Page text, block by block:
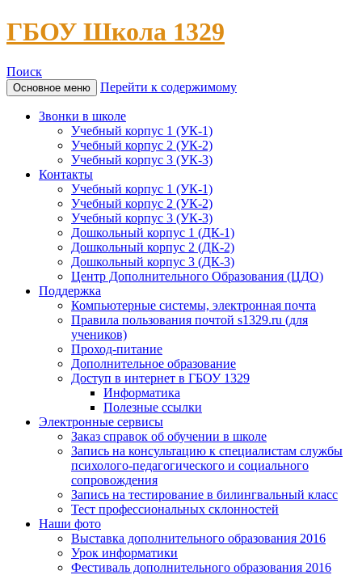
ГБОУ Школа 1329
Поиск
Основное меню Перейти к содержимому
Звонки в школе
Учебный корпус 1 (УК-1)
Учебный корпус 2 (УК-2)
Учебный корпус 3 (УК-3)
Контакты
Учебный корпус 1 (УК-1)
Учебный корпус 2 (УК-2)
Учебный корпус 3 (УК-3)
Дошкольный корпус 1 (ДК-1)
Дошкольный корпус 2 (ДК-2)
Дошкольный корпус 3 (ДК-3)
Центр Дополнительного Образования (ЦДО)
Поддержка
Компьютерные системы, электронная почта
Правила пользования почтой s1329.ru (для
учеников)
Проход-питание
Дополнительное образование
Доступ в интернет в ГБОУ 1329
Информатика
Полезные ссылки
Электронные сервисы
Заказ справок об обучении в школе
Запись на консультацию к специалистам службы
психолого-педагогического и социального
сопровождения
Запись на тестирование в билингвальный класс
Тест профессиональных склонностей
Наши фото
Выставка дополнительного образования 2016
Урок информатики
Фестиваль дополнительного образования 2016